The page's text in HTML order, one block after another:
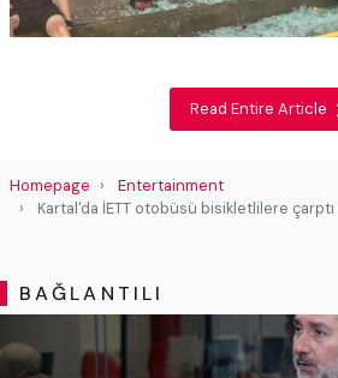
Read Entire Article
Homepage
Entertainment
Kartal'da İETT otobüsü bisikletlilere çarptı
BAĞLANTILI